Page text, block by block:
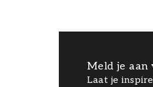
Meld je aan
Laat je